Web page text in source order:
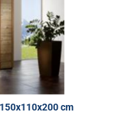
cm